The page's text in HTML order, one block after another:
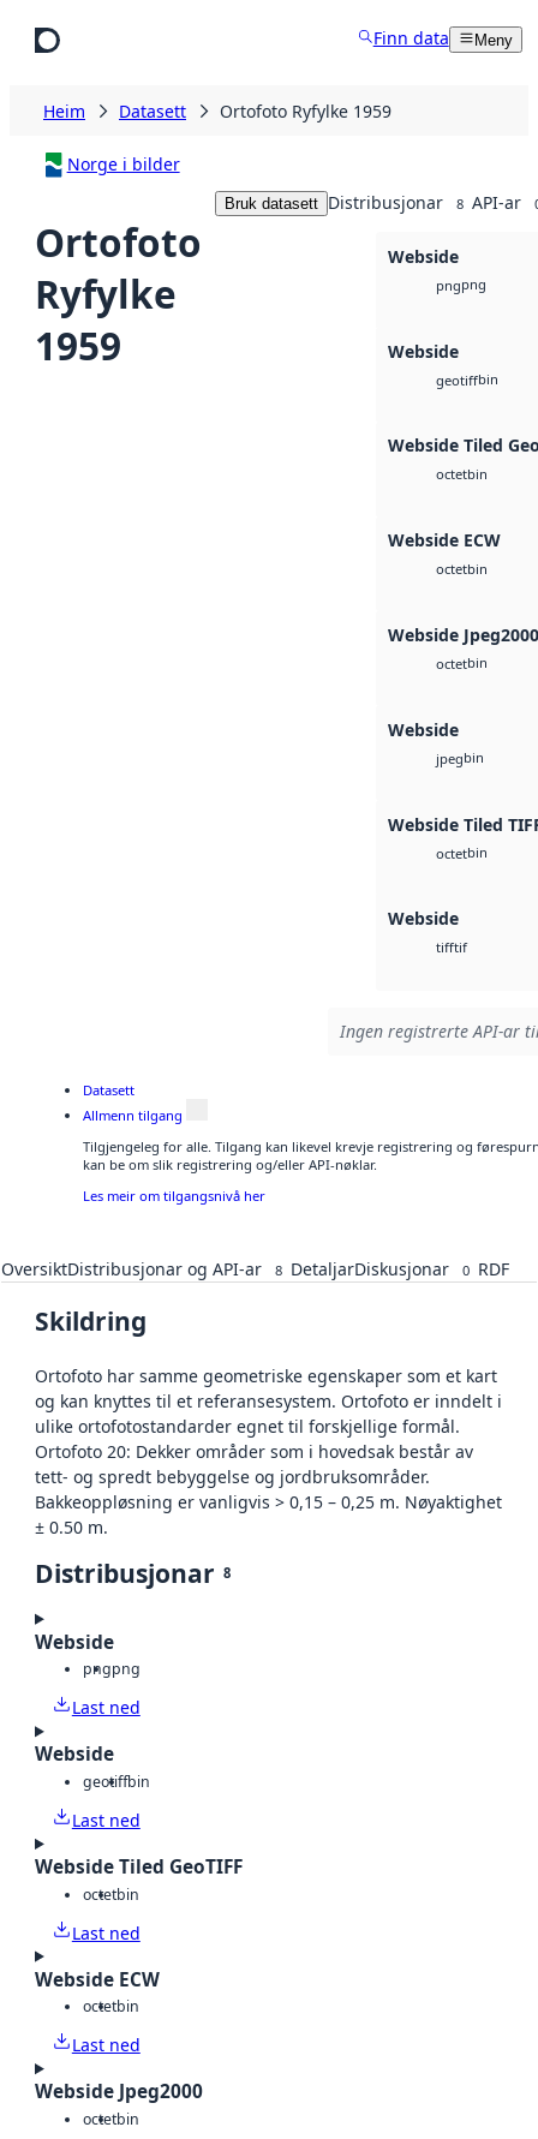
Finn data Meny
Heim Datasett Ortofoto Ryfylke 1959
Norge i bilder
Ortofoto
Ryfylke
1959
Bruk datasett Distribusjonar 8 API-ar
Webside
pngpng
Webside
geotiffbin
Webside Tiled
octetbin
Webside ECW
octetbin
Webside Jpeg2000
octetbin
Webside
jpegbin
Webside Tiled
octetbin
Webside
tifftif
Ingen registrerte API-ar
Datasett
Allmenn tilgang
Tilgjengeleg for alle. Tilgang kan likevel krevje registrering og
kan be om slik registrering og/eller API-nøklar.
Les meir om tilgangsnivå her
OversiktDistribusjonar og API-ar 8 DetaljarDiskusjonar 0 RDF
Skildring
Ortofoto har samme geometriske egenskaper som et kart
og kan knyttes til et referansesystem. Ortofoto er inndelt i
ulike ortofotostandarder egnet til forskjellige formål.
Ortofoto 20: Dekker områder som i hovedsak består av
tett- og spredt bebyggelse og jordbruksområder.
Bakkeoppløsning er vanligvis > 0,15 – 0,25 m. Nøyaktighet
± 0.50 m.
Distribusjonar 8
Webside
pngpng
Last ned
Webside
geotiffbin
Last ned
Webside Tiled GeoTIFF
octetbin
Last ned
Webside ECW
octetbin
Last ned
Webside Jpeg2000
octetbin